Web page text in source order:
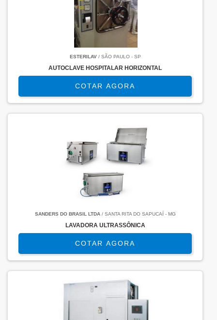
ESTERILAV/ SÃO PAULO - SP
AUTOCLAVE HOSPITALAR HORIZONTAL
COTAR AGORA
SANDERS DO BRASIL LTDA/ SANTA RITA DO SAPUCAÍ - MG
LAVADORA ULTRASSÔNICA
COTAR AGORA